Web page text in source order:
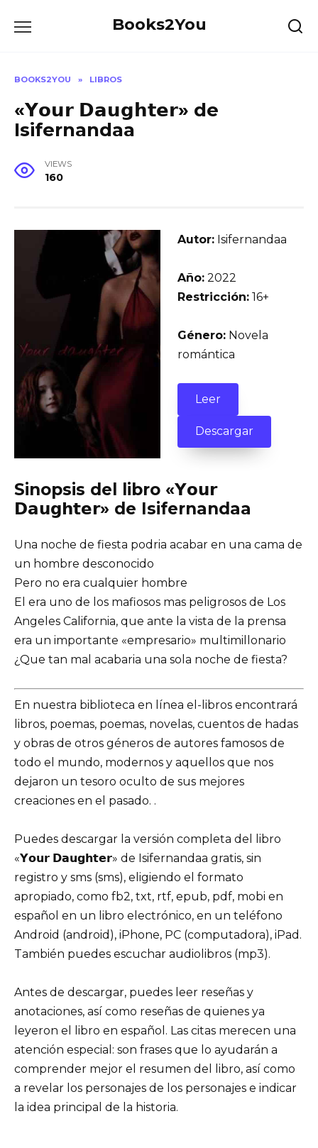
Books2You
BOOKS2YOU » LIBROS
«𝗬𝗼𝘂𝗿 𝗗𝗮𝘂𝗴𝗵𝘁𝗲𝗿» de
Isifernandaa
VIEWS
160
Autor: Isifernandaa
Año: 2022
Restricción: 16+
Género: Novela
romántica
Leer
Descargar
Sinopsis del libro «𝗬𝗼𝘂𝗿
𝗗𝗮𝘂𝗴𝗵𝘁𝗲𝗿» de Isifernandaa
Una noche de fiesta podria acabar en una cama de
un hombre desconocido
Pero no era cualquier hombre
El era uno de los mafiosos mas peligrosos de Los
Angeles California, que ante la vista de la prensa
era un importante «empresario» multimillonario
¿Que tan mal acabaria una sola noche de fiesta?
En nuestra biblioteca en línea el-libros encontrará
libros, poemas, poemas, novelas, cuentos de hadas
y obras de otros géneros de autores famosos de
todo el mundo, modernos y aquellos que nos
dejaron un tesoro oculto de sus mejores
creaciones en el pasado. .
Puedes descargar la versión completa del libro
«𝗬𝗼𝘂𝗿 𝗗𝗮𝘂𝗴𝗵𝘁𝗲𝗿» de Isifernandaa gratis, sin
registro y sms (sms), eligiendo el formato
apropiado, como fb2, txt, rtf, epub, pdf, mobi en
español en un libro electrónico, en un teléfono
Android (android), iPhone, PC (computadora), iPad.
También puedes escuchar audiolibros (mp3).
Antes de descargar, puedes leer reseñas y
anotaciones, así como reseñas de quienes ya
leyeron el libro en español. Las citas merecen una
atención especial: son frases que lo ayudarán a
comprender mejor el resumen del libro, así como
a revelar los personajes de los personajes e indicar
la idea principal de la historia.